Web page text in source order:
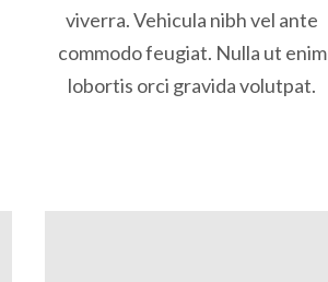
viverra. Vehicula nibh vel ante
commodo feugiat. Nulla ut enim
lobortis orci gravida volutpat.